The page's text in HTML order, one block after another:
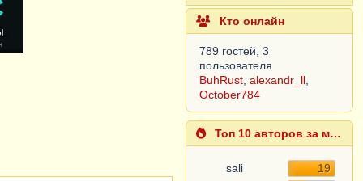
Кто онлайн
789 гостей, 3
пользователя
BuhRust ,alexandr_ll
October784
Топ 10 авторов за месяц
sali
19